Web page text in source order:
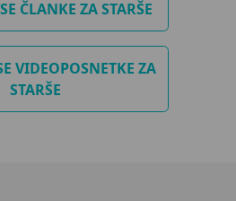
ČLANKE ZA STARŠE
VIDEOPOSNETKE ZA
STARŠE